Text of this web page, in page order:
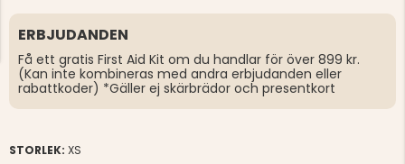
ERBJUDANDEN
Få ett gratis First Aid Kit om du handlar för över 899 kr.
(Kan inte kombineras med andra erbjudanden eller
rabattkoder) *Gäller ej skärbrädor och presentkort
STORLEK: XS